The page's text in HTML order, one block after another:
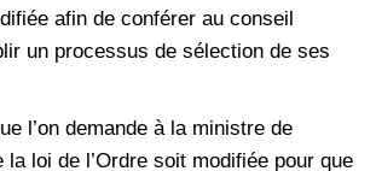
afin de conférer au conseil
un processus de sélection de ses
l’on demande à la ministre de
la loi de l’Ordre soit modifiée pour que